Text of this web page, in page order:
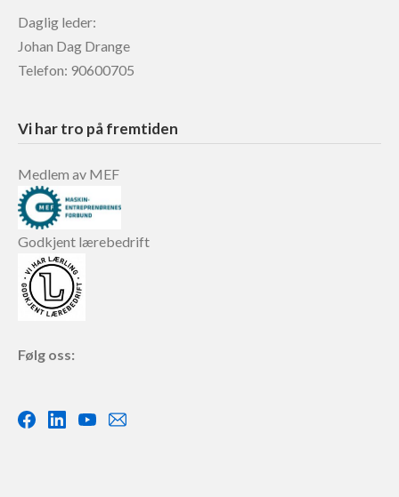
Daglig leder:
Johan Dag Drange
Telefon: 90600705
Vi har tro på fremtiden
Medlem av MEF
Godkjent lærebedrift
Følg oss:
Facebook
LinkedInYoutube
Behance